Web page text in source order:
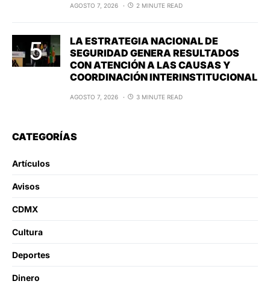
AGOSTO 7, 2026 2 MINUTE READ
LA ESTRATEGIA NACIONAL DE
SEGURIDAD GENERA RESULTADOS
CON ATENCIÓN A LAS CAUSAS Y
COORDINACIÓN INTERINSTITUCIONAL
AGOSTO 7, 2026 3 MINUTE READ
CATEGORÍAS
Artículos
Avisos
CDMX
Cultura
Deportes
Dinero